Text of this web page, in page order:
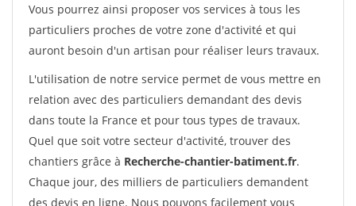
Vous pourrez ainsi proposer vos services à tous les
particuliers proches de votre zone d'activité et qui
auront besoin d'un artisan pour réaliser leurs travaux.
L'utilisation de notre service permet de vous mettre en
relation avec des particuliers demandant des devis
dans toute la France et pour tous types de travaux.
Quel que soit votre secteur d'activité, trouver des
chantiers grâce à Recherche-chantier-batiment.fr.
Chaque jour, des milliers de particuliers demandent
des devis en ligne. Nous pouvons facilement vous